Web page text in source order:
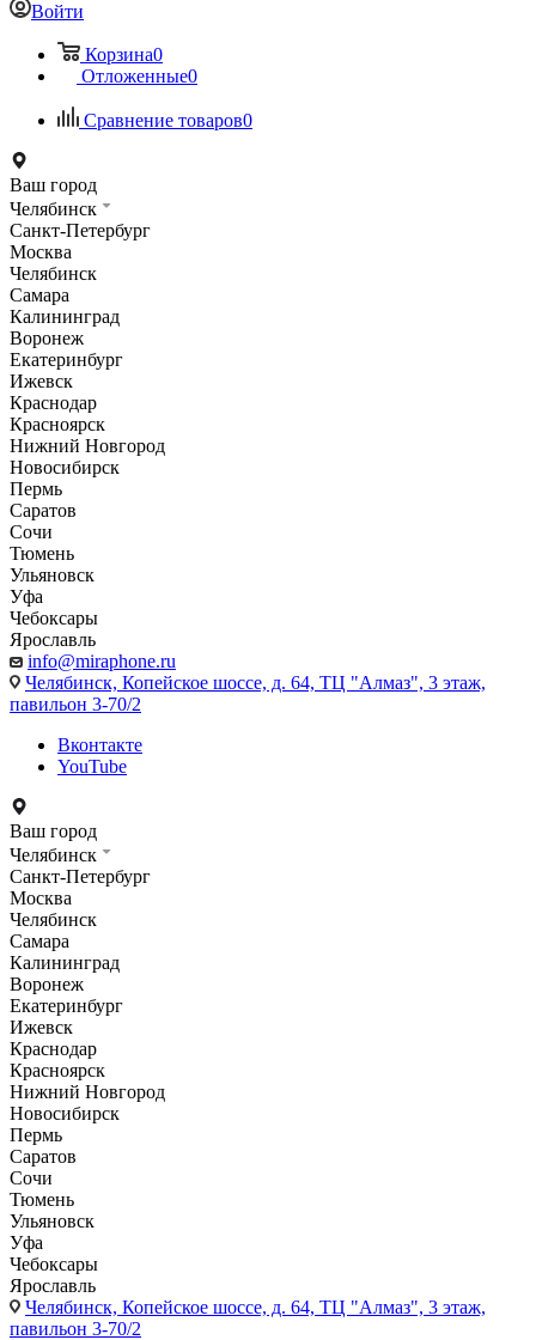
Войти
Корзина0
Отложенные0
Сравнение товаров0
Ваш город
Челябинск
Санкт-Петербург
Москва
Челябинск
Самара
Калининград
Воронеж
Екатеринбург
Ижевск
Краснодар
Красноярск
Нижний Новгород
Новосибирск
Пермь
Саратов
Сочи
Тюмень
Ульяновск
Уфа
Чебоксары
Ярославль
info@miraphone.ru
Челябинск, Копейское шоссе, д. 64, ТЦ "Алмаз", 3 этаж,
павильон 3-70/2
Вконтакте
YouTube
Ваш город
Челябинск
Санкт-Петербург
Москва
Челябинск
Самара
Калининград
Воронеж
Екатеринбург
Ижевск
Краснодар
Красноярск
Нижний Новгород
Новосибирск
Пермь
Саратов
Сочи
Тюмень
Ульяновск
Уфа
Чебоксары
Ярославль
Челябинск, Копейское шоссе, д. 64, ТЦ "Алмаз", 3 этаж,
павильон 3-70/2